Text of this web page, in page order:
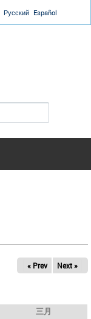
Русский Español
« Prev Next »
三月